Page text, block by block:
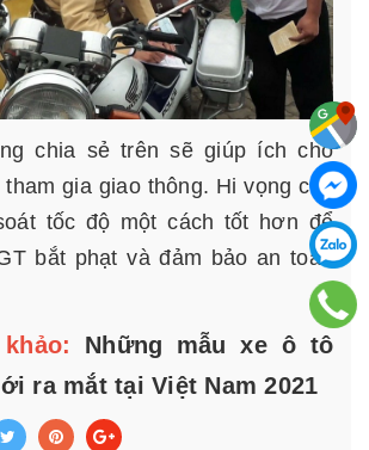
chia sẻ trên sẽ giúp ích cho
gia giao thông. Hi vọng các
tốc độ một cách tốt hơn để
bắt phạt và đảm bảo an toàn
Những mẫu xe ô tô
ra mắt tại Việt Nam 2021